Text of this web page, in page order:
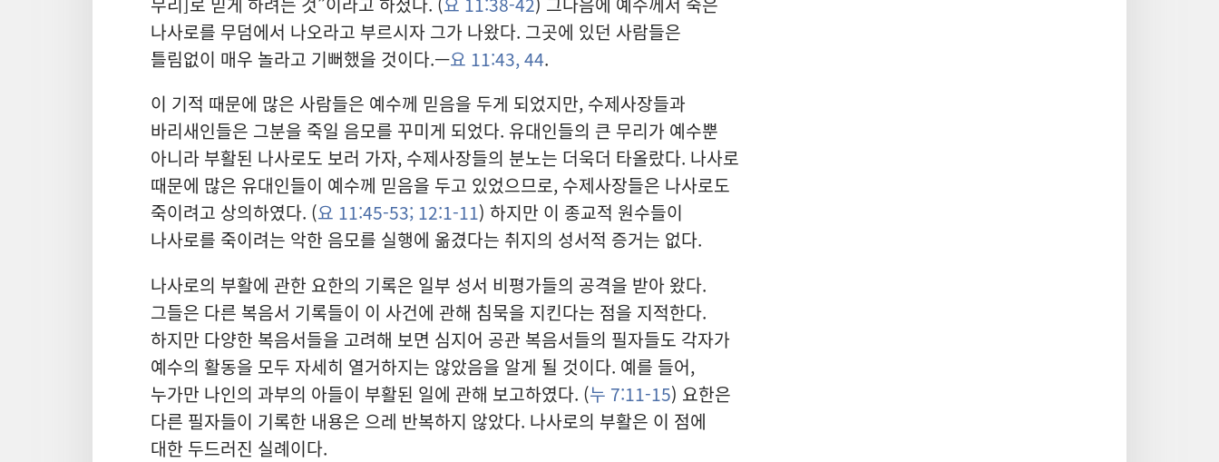
나사로를 무덤에서 나오라고 부르시자 그가 나왔다. 그곳에 있던 사람들은
틀림없이 매우 놀라고 기뻐했을 것이다.—요 11:43, 44.
이 기적 때문에 많은 사람들은 예수께 믿음을 두게 되었지만, 수제사장들과
바리새인들은 그분을 죽일 음모를 꾸미게 되었다. 유대인들의 큰 무리가 예수뿐
아니라 부활된 나사로도 보러 가자, 수제사장들의 분노는 더욱더 타올랐다. 나사로
때문에 많은 유대인들이 예수께 믿음을 두고 있었으므로, 수제사장들은 나사로도
죽이려고 상의하였다. (요 11:45-53; 12:1-11) 하지만 이 종교적 원수들이
나사로를 죽이려는 악한 음모를 실행에 옮겼다는 취지의 성서적 증거는 없다.
나사로의 부활에 관한 요한의 기록은 일부 성서 비평가들의 공격을 받아 왔다.
그들은 다른 복음서 기록들이 이 사건에 관해 침묵을 지킨다는 점을 지적한다.
하지만 다양한 복음서들을 고려해 보면 심지어 공관 복음서들의 필자들도 각자가
예수의 활동을 모두 자세히 열거하지는 않았음을 알게 될 것이다. 예를 들어,
누가만 나인의 과부의 아들이 부활된 일에 관해 보고하였다. (누 7:11-15) 요한은
다른 필자들이 기록한 내용은 으레 반복하지 않았다. 나사로의 부활은 이 점에
대한 두드러진 실례이다.